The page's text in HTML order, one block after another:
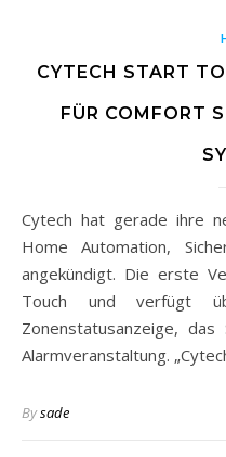
CYTECH START
FÜR COMFORT
Cytech hat gerade ihre neue iOS -App für das Comfort
Home Automation,
angekündigt. Die erste
Touch und verfügt
Zonenstatusanzeige,
Alarmveranstaltung.
Bysade